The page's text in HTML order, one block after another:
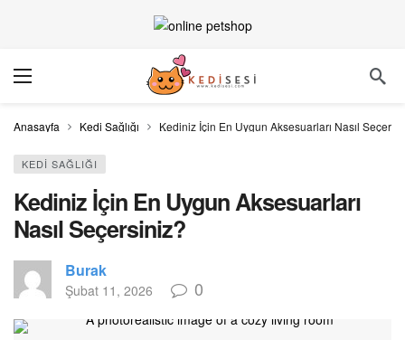
Anasayfa Kedi Sağlığı Kediniz İçin En Uygun Aksesuarları Nasıl
KEDI SAĞLIĞI
Kediniz İçin En Uygun Aksesuarları
Nasıl Seçersiniz?
Burak
Şubat 11, 2026 0